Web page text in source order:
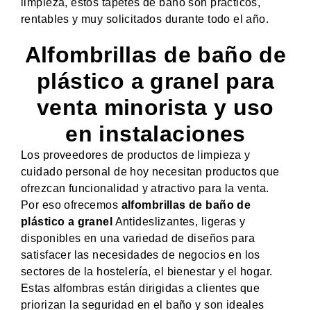
rentables y muy solicitados durante todo el año.
Alfombrillas de baño de
plástico a granel para
venta minorista y uso
en instalaciones
Los proveedores de productos de limpieza y
cuidado personal de hoy necesitan productos que
ofrezcan funcionalidad y atractivo para la venta.
Por eso ofrecemos alfombrillas de baño de
plástico a granel Antideslizantes, ligeras y
disponibles en una variedad de diseños para
satisfacer las necesidades de negocios en los
sectores de la hostelería, el bienestar y el hogar.
Estas alfombras están dirigidas a clientes que
priorizan la seguridad en el baño y son ideales